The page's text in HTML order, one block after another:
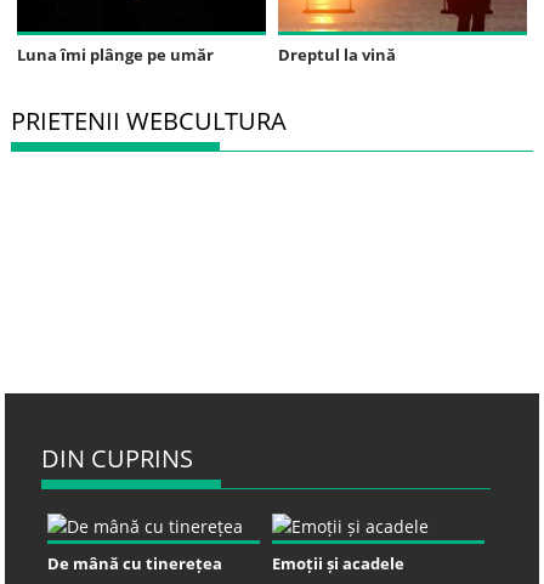
Luna îmi plânge pe umăr Dreptul la vină
PRIETENII WEBCULTURA
DIN CUPRINS
De mână cu tinerețea Emoții și acadele